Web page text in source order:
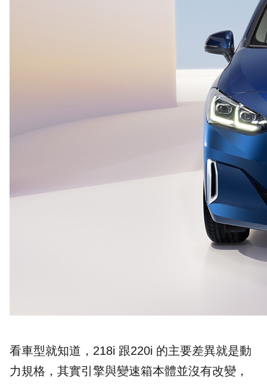
看車型就知道，218i 跟220i 的主要差異就是動
力規格，其實引擎與變速箱本體並沒有改變，